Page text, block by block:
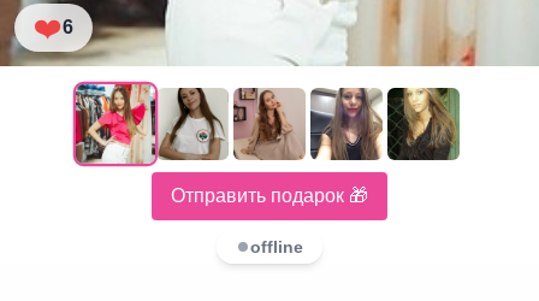
❤️6
Отправить подарок 🎁
offline